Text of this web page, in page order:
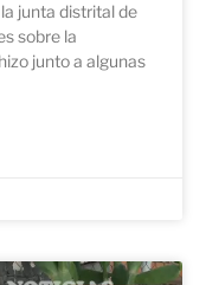
junta distrital de
sobre la
junto a algunas